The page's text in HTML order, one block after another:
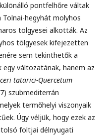
pontfelhőre váltak
hegyhát molyhos
tölgyesei alkották. Az
tölgyesek kifejezetten
sem tekinthetők a
változatának, hanem az
tatarici-Quercetum
szubmediterrán
termőhelyi viszonyaik
Úgy véljük, hogy ezek az
foltjai délnyugati